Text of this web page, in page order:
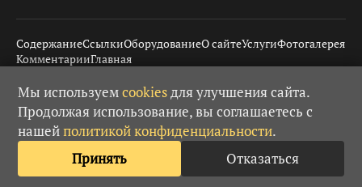
СодержаниеСсылкиОборудованиеО сайтеУслугиФотогалерея
КомментарииГлавная
© 2008–2026 Золотодобыча · 18+ · При использовании
материалов гиперссылка обязательна.
Мы используемcookiesдля улучшения сайта.
Продолжая использование, вы соглашаетесь с
нашейполитикой конфиденциальности.
Принять
Отказаться